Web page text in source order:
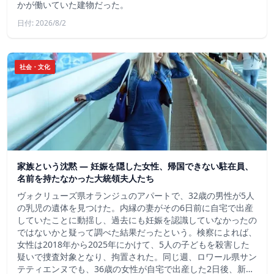
かが働いていた建物だった。
日付: 2026/8/2
社会・文化
家族という沈黙 ― 妊娠を隠した女性、帰国できない駐在員、
名前を持たなかった大統領夫人たち
ヴォクリューズ県オランジュのアパートで、32歳の男性が5人
の乳児の遺体を見つけた。内縁の妻がその6日前に自宅で出産
していたことに動揺し、過去にも妊娠を認識していなかったの
ではないかと疑って調べた結果だったという。検察によれば、
女性は2018年から2025年にかけて、5人の子どもを殺害した
疑いで捜査対象となり、拘置された。同じ週、ロワール県サン
テティエンヌでも、36歳の女性が自宅で出産した2日後、新…